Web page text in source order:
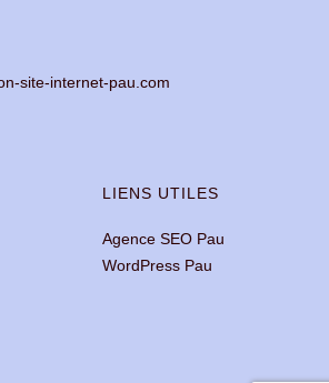
site-internet-pau.com
LIENS UTILES
Agence SEO Pau
WordPress Pau